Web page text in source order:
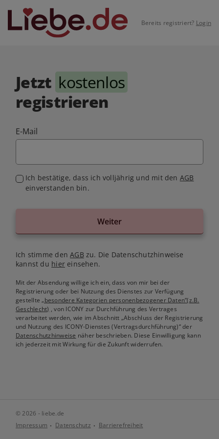
Bereits registriert? Login
Jetzt kostenlos
registrieren
E-Mail
Ich bestätige, dass ich volljährig und mit den AGB
einverstanden bin.
Weiter
Ich stimme denAGB zu. Die Datenschutzhinweise
kannst du hiereinsehen.
Mit der Absendung willige ich ein, dass von mir bei der
Registrierung oder bei Nutzung des Dienstes zur Verfügung
gestellte„besondere Kategorien personenbezogener Daten“(z.B.
Geschlecht) , von ICONY zur Durchführung des Vertrages
verarbeitet werden, wie im Abschnitt „Abschluss der Registrierung
und Nutzung des ICONY-Dienstes (Vertragsdurchführung)“ der
Datenschutzhinweise näher beschrieben. Diese Einwilligung kann
ich jederzeit mit Wirkung für die Zukunft widerrufen.
© 2026 - liebe.de
Impressum
Datenschutz Barrierefreiheit